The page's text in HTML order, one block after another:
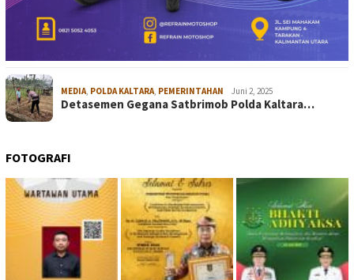
MEDIA, POLDA KALTARA, PEMERINTAHAN Juni 2, 2025
Detasemen Gegana Satbrimob Polda Kaltara…
FOTOGRAFI